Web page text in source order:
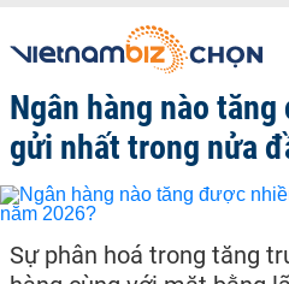
Ngân hàng nào
gửi nhất trong nửa
Sự phân hoá trong tăng